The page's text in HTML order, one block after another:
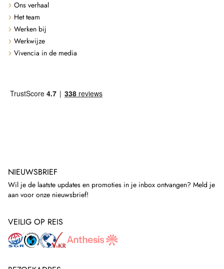
Ons verhaal
Het team
Werken bij
Werkwijze
Vivencia in de media
NIEUWSBRIEF
Wil je de laatste updates en promoties in je inbox ontvangen? Meld je
aan voor onze nieuwsbrief!
VEILIG OP REIS